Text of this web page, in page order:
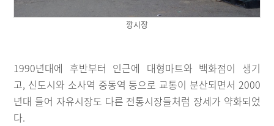
깡시장
1990년대에 후반부터 인근에 대형마트와 백화점이 생기
고, 신도시와 소사역 중동역 등으로 교통이 분산되면서 2000
년대 들어 자유시장도 다른 전통시장들처럼 장세가 약화되었
다.